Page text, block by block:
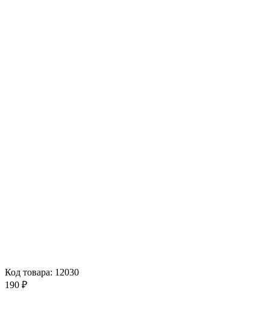
Код товара: 12030
190 ₽